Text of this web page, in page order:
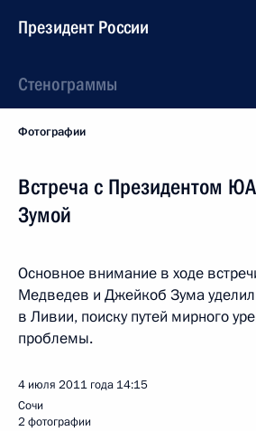
Президент России
Стенограммы
Фотографии
Встреча с Президентом
Зумой
Основное внимание в ходе
Медведев и Джейкоб Зума
в Ливии, поиску путей мирного
проблемы.
4 июля 2011 года 14:15
Сочи
2 фотографии